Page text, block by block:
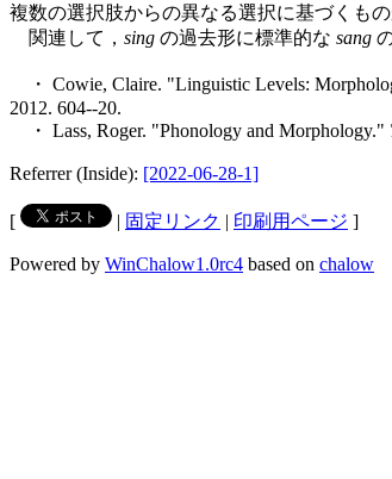
複数の選択肢からの異なる選択に基づくもの
関連して， sing の過去形に標準的な sang
・ Cowie, Claire. "Linguistic Levels:
2012. 604--20.
・ Lass, Roger. "Phonology and Morphology."
Referrer (Inside): [2022-06-28-1]
[ | 固定リンク | 印刷用ページ ]
Powered by WinChalow1.0rc4 based on chalow